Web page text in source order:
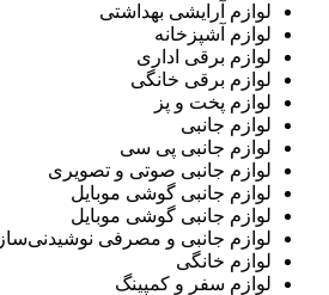
لوازم آرایشی بهداشتی
لوازم آشپزخانه
لوازم برقی اداری
لوازم برقی خانگی
لوازم پخت و پز
لوازم جانبی
لوازم جانبی پی سی
لوازم جانبی صوتی و تصویری
لوازم جانبی گوشی موبایل
لوازم جانبی گوشی موبایل
لوازم جانبی و مصرفی نوشیدنی‌ساز
لوازم خانگی
لوازم سفر و کمپینگ